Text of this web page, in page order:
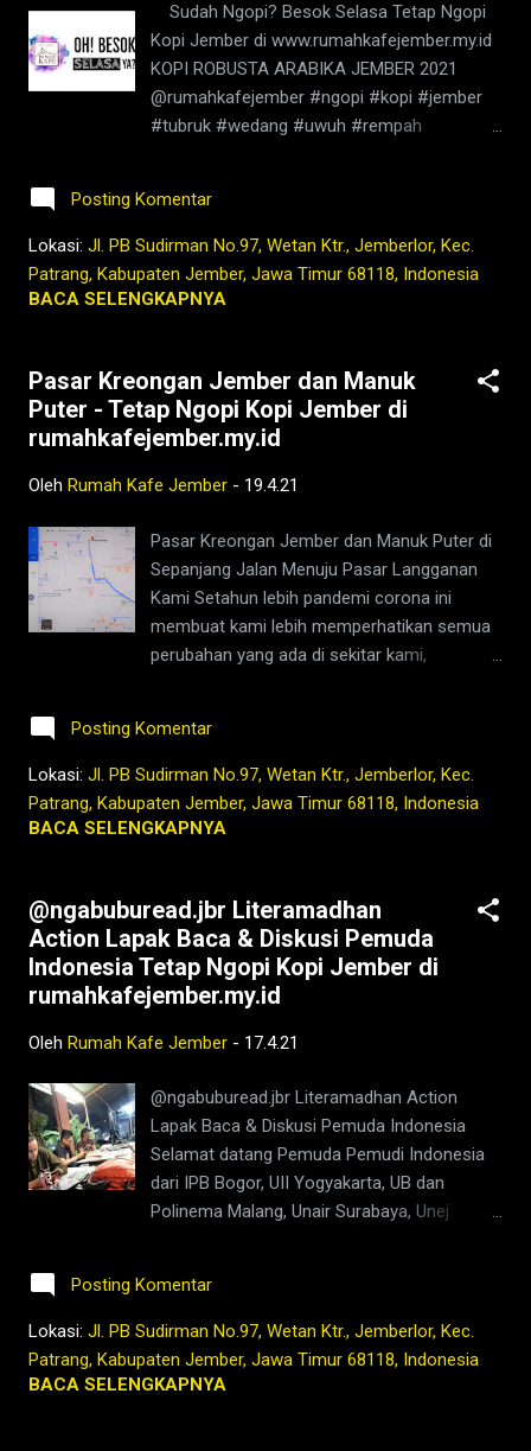
kopi,jember,rumah,kafe,kedai,es kopi
susu,wedang
rempah,barista,robusta,arabika,ngopi,warung,
bisnis,bukber,buka bersama,sahur
bersama,ngaji,ramadhan,lebaran,ketupat,berit
lambung,2021,tubruk,pandemi,covid19,youtub
Sudah Ngopi? Besok Selasa Tetap Ngopi
Kopi Jember di www.rumahkafejember.my.id
KOPI ROBUSTA ARABIKA JEMBER 2021
@rumahkafejember #ngopi #kopi #jember
#tubruk #wedang #uwuh #rempah
#kopihijau #kopienak #coffeetime
#coffeeaddict #ngopisore #rokenrol
#coffeebeans #coffeelovers #instagood
#barista #coffeeholic #kopilokal
kopi di jember,jenis kopi jember,kafe di
jember,kopi jember,kopi nyaman di
lambung,rumah,2021,tubruk,bukber,buka
bersama,ngaji,ramadhan,lebaran,ketupat,berit
indonesia,harga kopi jember,bisnis coffee
shop,warung kopi
jember,pandemi,covid19,indonesia,nusantara,
masa lalu,kopi,jember,kafe,kedai,es kopi
susu,wedang,rempah,barista,robusta,arabika,
oogle,maps
Posting Komentar
Lokasi: Jl. PB Sudirman No.97, Wetan Ktr., Jemberlor, Kec.
Patrang, Kabupaten Jember, Jawa Timur 68118, Indonesia
BACA SELENGKAPNYA
Pasar Kreongan Jember dan Manuk
Puter - Tetap Ngopi Kopi Jember di
rumahkafejember.my.id
Oleh Rumah Kafe Jember - 19.4.21
Pasar Kreongan Jember dan Manuk Puter di
Sepanjang Jalan Menuju Pasar Langganan
Kami Setahun lebih pandemi corona ini
membuat kami lebih memperhatikan semua
perubahan yang ada di sekitar kami,
kecil kami bernama Rumah Kafe Jember Ada
hal yang menarik buat kami, ketika kami
selalu berbelanja di pagi hari setelah closing
kedai kami yang bubar sekitar jam 2 dini hari,
ini setiap kali kita melewati jalan menuju
pasar kreongan, pasar langganan kami itu,
selalu dihibur dengan banyak Derkuku liar
(Streptopelia bitorquata) atau biasa disebut
saat ini. Dahulu sebelum pandemi melanda
terbang atau hinggap di kabel listrik
sepanjang jalan Nusa Indah Jember, itupun
jarang setiap hari. Kali ini cukup
menyenangkan karena ada beberapa
pasangan derkuku liar kar...
Posting Komentar
Lokasi: Jl. PB Sudirman No.97, Wetan Ktr., Jemberlor, Kec.
Patrang, Kabupaten Jember, Jawa Timur 68118, Indonesia
BACA SELENGKAPNYA
@ngabuburead.jbr Literamadhan
Action Lapak Baca & Diskusi Pemuda
Indonesia Tetap Ngopi Kopi Jember di
rumahkafejember.my.id
Oleh Rumah Kafe Jember - 17.4.21
@ngabuburead.jbr Literamadhan Action
Lapak Baca & Diskusi Pemuda Indonesia
Selamat datang Pemuda Pemudi Indonesia
dari IPB Bogor, UII Yogyakarta, UB dan
Polinema Malang, Unair Surabaya, Unej
dengan membaca ratusan buku di
@rumahkafejember lalu ba'da tarawih ada
diskusi kecil yang ngobrolin apa aja yang jadi
trend saat ini di dunia mahasiswa setiap
Posting Komentar
Lokasi: Jl. PB Sudirman No.97, Wetan Ktr., Jemberlor, Kec.
Patrang, Kabupaten Jember, Jawa Timur 68118, Indonesia
BACA SELENGKAPNYA